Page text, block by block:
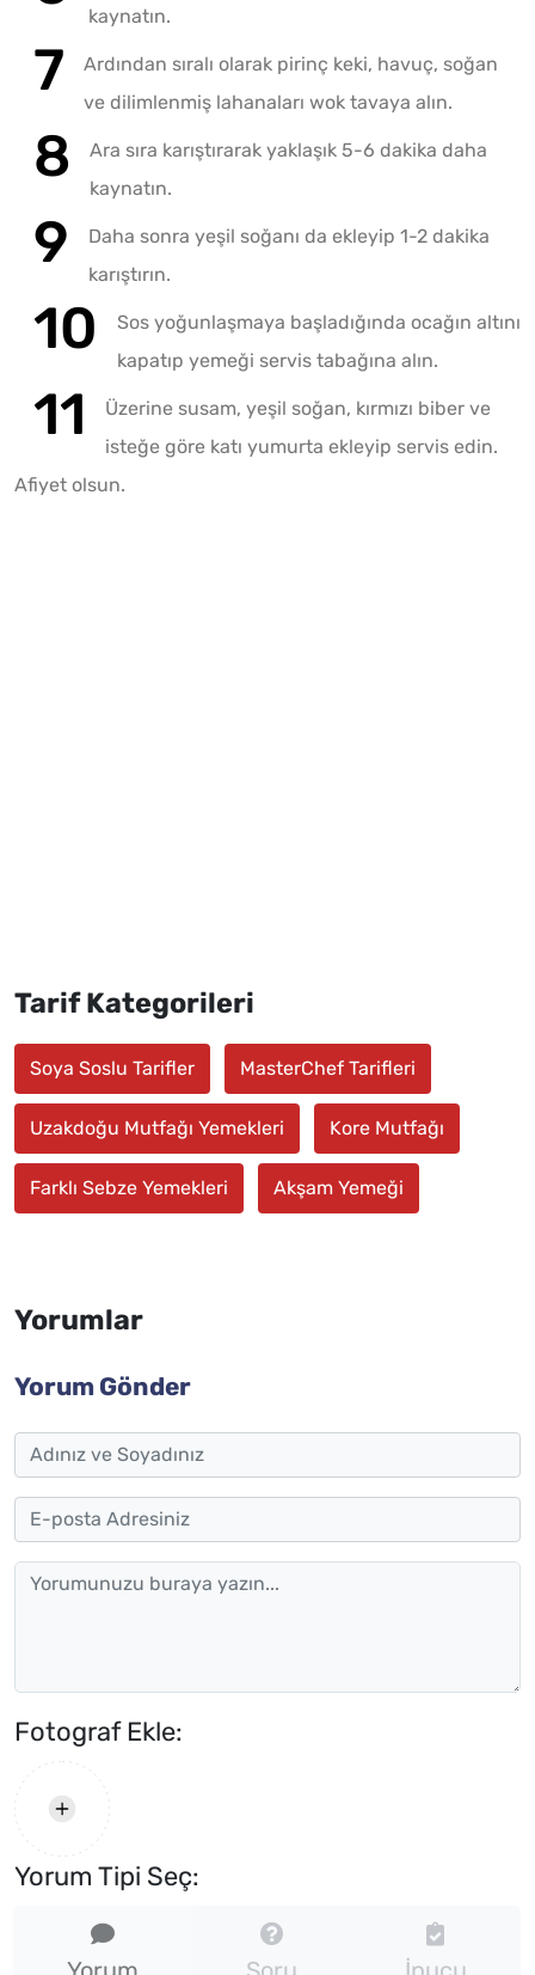
kaynatın.
Ardından sıralı olarak pirinç keki, havuç, soğan
ve dilimlenmiş lahanaları wok tavaya alın.
Ara sıra karıştırarak yaklaşık 5-6 dakika daha
kaynatın.
Daha sonra yeşil soğanı da ekleyip 1-2 dakika
karıştırın.
Sos yoğunlaşmaya başladığında ocağın altını
kapatıp yemeği servis tabağına alın.
Üzerine susam, yeşil soğan, kırmızı biber ve
isteğe göre katı yumurta ekleyip servis edin.
Afiyet olsun.
Tarif Kategorileri
Soya Soslu Tarifler MasterChef Tarifleri
Uzakdoğu Mutfağı Yemekleri Kore Mutfağı
Farklı Sebze Yemekleri Akşam Yemeği
Yorumlar
Yorum Gönder
Fotograf Ekle:
Yorum Tipi Seç: